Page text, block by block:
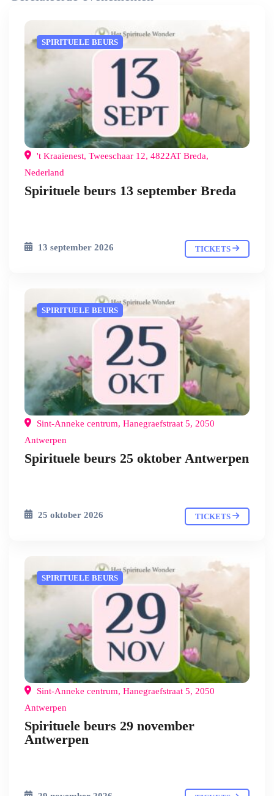
SPIRITUELE BEURS
't Kraaienest, Tweeschaar 12, 4822AT Breda,
Nederland
Spirituele beurs 13 september Breda
13 september 2026 TICKETS
SPIRITUELE BEURS
Sint-Anneke centrum, Hanegraefstraat 5, 2050
Antwerpen
Spirituele beurs 25 oktober Antwerpen
25 oktober 2026 TICKETS
SPIRITUELE BEURS
Sint-Anneke centrum, Hanegraefstraat 5, 2050
Antwerpen
Spirituele beurs 29 november
Antwerpen